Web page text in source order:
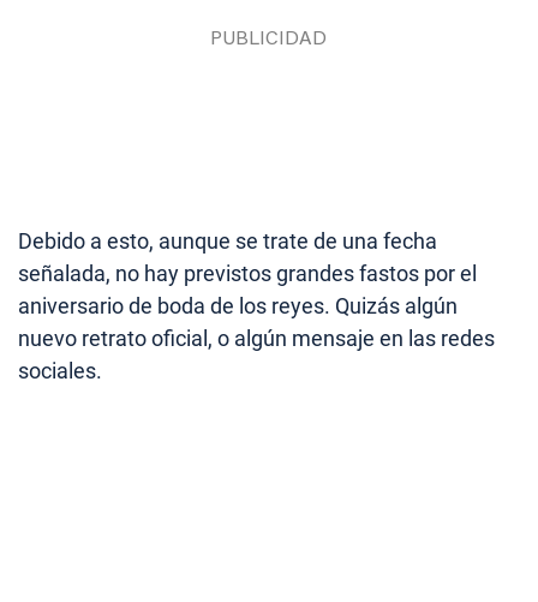
Debido a esto, aunque se trate de una fecha
señalada, no hay previstos grandes fastos por el
aniversario de boda de los reyes. Quizás algún
nuevo retrato oficial, o algún mensaje en las redes
sociales.